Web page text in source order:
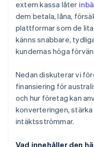
extern kassa låter
dem betala, låna,
plattformar som de
känns snabbare,
kundernas höga
Nedan diskuterar vi
finansiering för
och hur företag kan
konverteringen,
intäktsströmmar.
Vad innehåller den